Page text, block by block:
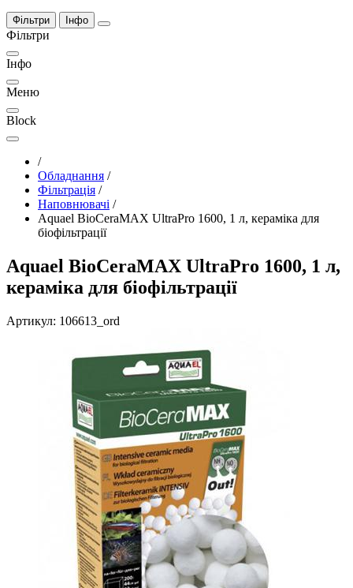
Фільтри Інфо
Фільтри
Інфо
Меню
Block
/
Обладнання /
Фільтрація /
Наповнювачі /
Aquael BioCeraMAX UltraPro 1600, 1 л, кераміка для
біофільтрації
Aquael BioCeraMAX UltraPro 1600, 1 л,
кераміка для біофільтрації
Артикул: 106613_ord